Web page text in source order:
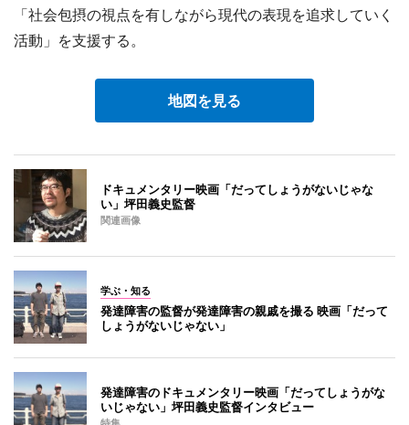
「社会包摂の視点を有しながら現代の表現を追求していく
活動」を支援する。
地図を見る
ドキュメンタリー映画「だってしょうがないじゃな
い」坪田義史監督
関連画像
学ぶ・知る
発達障害の監督が発達障害の親戚を撮る 映画「だって
しょうがないじゃない」
発達障害のドキュメンタリー映画「だってしょうがな
いじゃない」坪田義史監督インタビュー